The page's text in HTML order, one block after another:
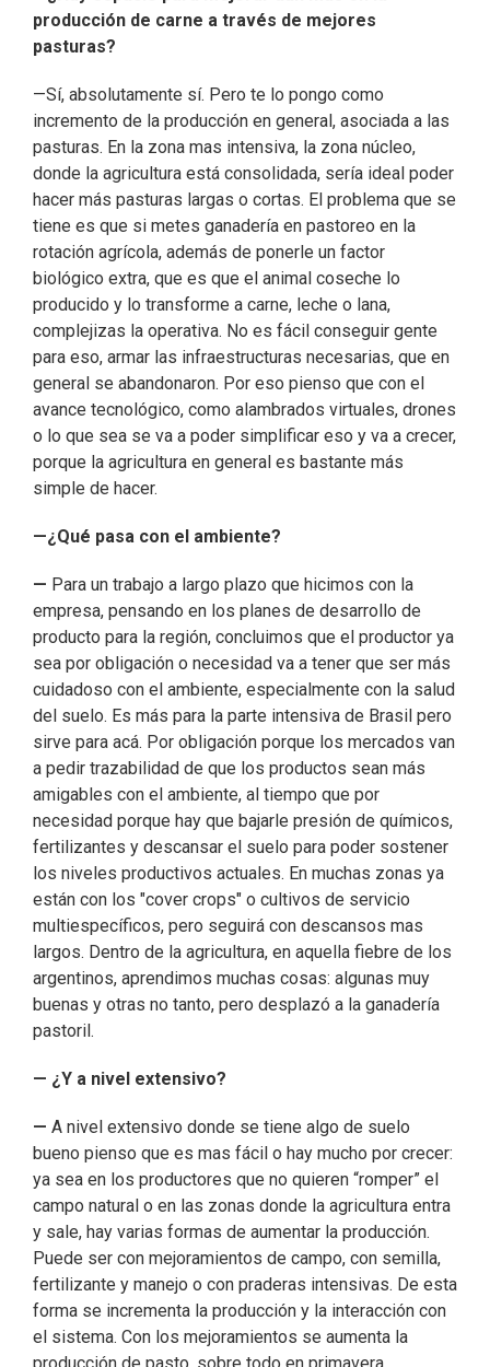
producción de carne a través de mejores
pasturas?
—Sí, absolutamente sí. Pero te lo pongo como
incremento de la producción en general, asociada a las
pasturas. En la zona mas intensiva, la zona núcleo,
donde la agricultura está consolidada, sería ideal poder
hacer más pasturas largas o cortas. El problema que se
tiene es que si metes ganadería en pastoreo en la
rotación agrícola, además de ponerle un factor
biológico extra, que es que el animal coseche lo
producido y lo transforme a carne, leche o lana,
complejizas la operativa. No es fácil conseguir gente
para eso, armar las infraestructuras necesarias, que en
general se abandonaron. Por eso pienso que con el
avance tecnológico, como alambrados virtuales, drones
o lo que sea se va a poder simplificar eso y va a crecer,
porque la agricultura en general es bastante más
simple de hacer.
—¿Qué pasa con el ambiente?
— Para un trabajo a largo plazo que hicimos con la
empresa, pensando en los planes de desarrollo de
producto para la región, concluimos que el productor ya
sea por obligación o necesidad va a tener que ser más
cuidadoso con el ambiente, especialmente con la salud
del suelo. Es más para la parte intensiva de Brasil pero
sirve para acá. Por obligación porque los mercados van
a pedir trazabilidad de que los productos sean más
amigables con el ambiente, al tiempo que por
necesidad porque hay que bajarle presión de químicos,
fertilizantes y descansar el suelo para poder sostener
los niveles productivos actuales. En muchas zonas ya
están con los "cover crops" o cultivos de servicio
multiespecíficos, pero seguirá con descansos mas
largos. Dentro de la agricultura, en aquella fiebre de los
argentinos, aprendimos muchas cosas: algunas muy
buenas y otras no tanto, pero desplazó a la ganadería
pastoril.
— ¿Y a nivel extensivo?
— A nivel extensivo donde se tiene algo de suelo
bueno pienso que es mas fácil o hay mucho por crecer:
ya sea en los productores que no quieren “romper” el
campo natural o en las zonas donde la agricultura entra
y sale, hay varias formas de aumentar la producción.
Puede ser con mejoramientos de campo, con semilla,
fertilizante y manejo o con praderas intensivas. De esta
forma se incrementa la producción y la interacción con
el sistema. Con los mejoramientos se aumenta la